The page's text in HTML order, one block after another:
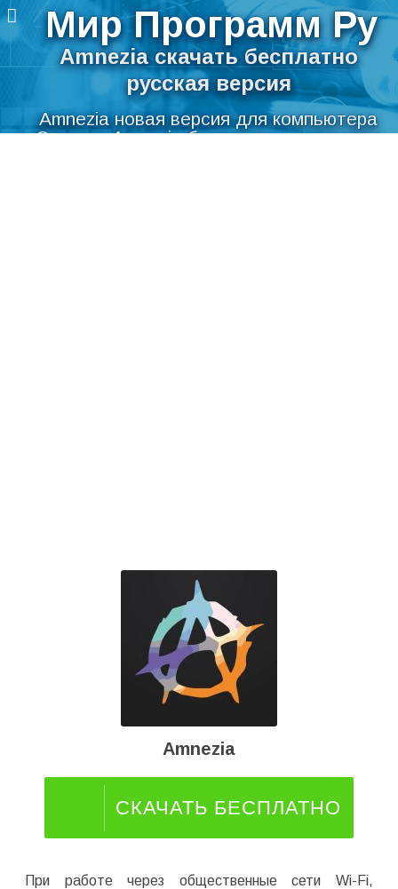
Мир Программ Ру
Amnezia скачать бесплатно
русская версия
Amnezia новая версия для компьютера
Скачать Amnezia бесплатно на русском
Amnezia
СКАЧАТЬ БЕСПЛАТНО
При работе через общественные сети Wi-Fi,